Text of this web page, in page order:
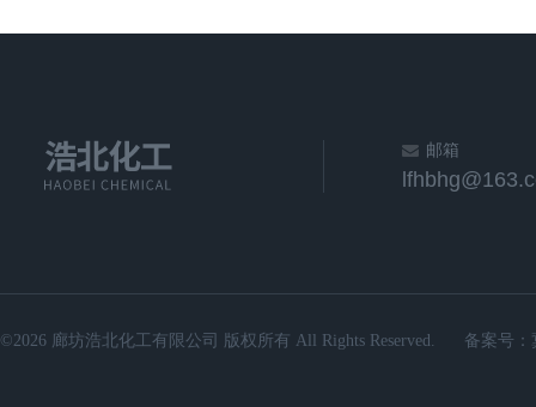
邮箱
©2026 廊坊浩北化工有限公司 版权所有 All Rights Reserved. 备案号：